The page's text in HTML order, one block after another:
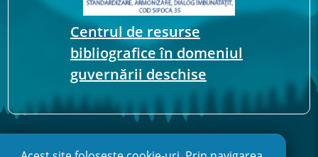
Centrul de resurse
bibliografice în domeniul
guvernării deschise